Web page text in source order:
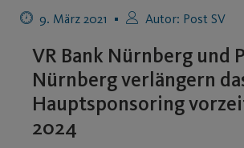
9. März 2021 Autor: Post SV
VR Bank Nürnberg und
Nürnberg verlängern
Hauptsponsoring
2024